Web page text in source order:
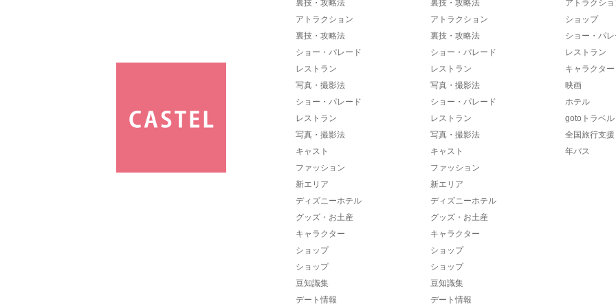
裏技・攻略法
アトラクション
裏技・攻略法
ショー・パレード
レストラン
写真・撮影法
ショー・パレード
レストラン
写真・撮影法
キャスト
ファッション
新エリア
ディズニーホテル
グッズ・お土産
キャラクター
ショップ
ショップ
豆知識集
デート情報
裏技・攻略法
アトラクション
裏技・攻略法
ショー・パレード
レストラン
写真・撮影法
ショー・パレード
レストラン
写真・撮影法
キャスト
ファッション
新エリア
ディズニーホテル
グッズ・お土産
キャラクター
ショップ
ショップ
豆知識集
デート情報
アトラクシ
ショップ
ショー・パ
レストラン
キャラクター
映画
ホテル
gotoトラベル
全国旅行支援
年パス